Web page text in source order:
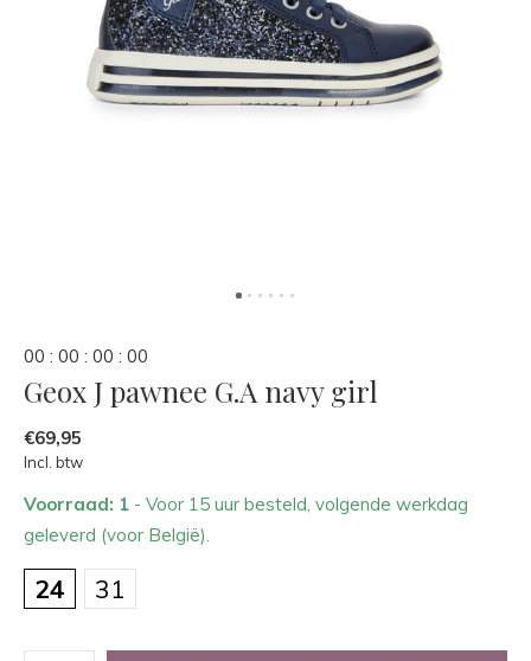
00 : 00 : 00 : 00
Geox J pawnee G.A navy girl
€69,95
Incl. btw
Voorraad: 1 - Voor 15 uur besteld, volgende werkdag
geleverd (voor België).
24 31